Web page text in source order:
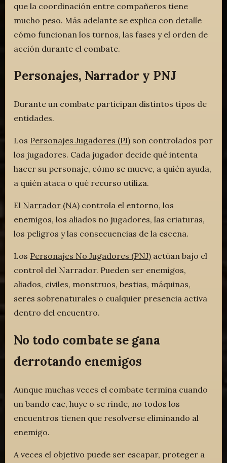
que la coordinación entre compañeros tiene
mucho peso. Más adelante se explica con detalle
cómo funcionan los turnos, las fases y el orden de
acción durante el combate.
Personajes, Narrador y PNJ
Durante un combate participan distintos tipos de
entidades.
Los Personajes Jugadores (PJ) son controlados por
los jugadores. Cada jugador decide qué intenta
hacer su personaje, cómo se mueve, a quién ayuda,
a quién ataca o qué recurso utiliza.
El Narrador (NA) controla el entorno, los
enemigos, los aliados no jugadores, las criaturas,
los peligros y las consecuencias de la escena.
Los Personajes No Jugadores (PNJ) actúan bajo el
control del Narrador. Pueden ser enemigos,
aliados, civiles, monstruos, bestias, máquinas,
seres sobrenaturales o cualquier presencia activa
dentro del encuentro.
No todo combate se gana
derrotando enemigos
Aunque muchas veces el combate termina cuando
un bando cae, huye o se rinde, no todos los
encuentros tienen que resolverse eliminando al
enemigo.
A veces el objetivo puede ser escapar, proteger a